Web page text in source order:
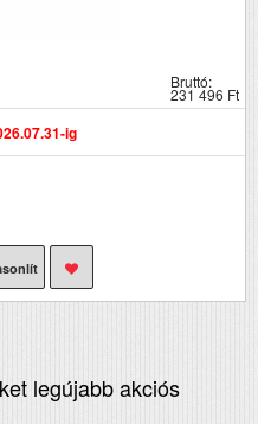
Bruttó:
231 496 Ft
ig
legújabb akciós